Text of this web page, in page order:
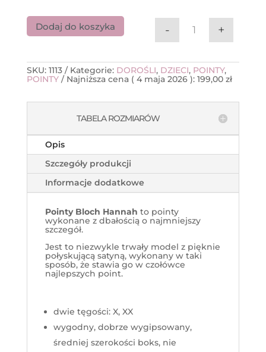
ilość Pointy
- +
Dodaj do koszyka
SKU: 1113 Kategorie: DOROŚLI, DZIECI, POINTY,
POINTY
Najniższa cena ( 4 maja 2026): 199,00 zł
TABELA ROZMIARÓW
Opis
Szczegóły produkcji
Informacje dodatkowe
Pointy Bloch Hannah to pointy
wykonane z dbałością o najmniejszy
szczegół.
Jest to niezwykle trwały model z pięknie
połyskującą satyną, wykonany w taki
sposób, że stawia go w czołówce
najlepszych point.
dwie tęgości: X, XX
wygodny, dobrze wygipsowany,
średniej szerokości boks, nie